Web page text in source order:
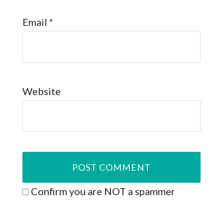
Email *
Website
Confirm you are NOT a spammer